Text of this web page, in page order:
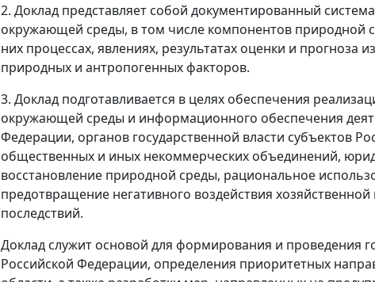
2. Доклад представляет собой документированный
окружающей среды, в том числе компонентов природной
них процессах, явлениях, результатах оценки и
природных и антропогенных факторов.
3. Доклад подготавливается в целях обеспечения
окружающей среды и информационного обеспечения
Федерации, органов государственной власти субъектов
общественных и иных некоммерческих объединений,
восстановление природной среды, рациональное
предотвращение негативного воздействия
последствий.
Доклад служит основой для формирования и проведения
Российской Федерации, определения приоритетных